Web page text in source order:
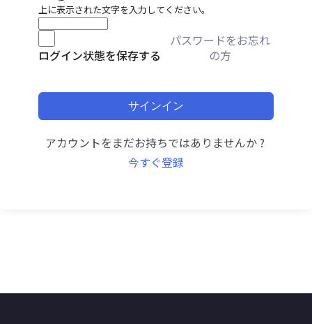
上に表示された文字を入力してください。
ログイン状態を保存する
パスワードをお忘れ
の方
サインイン
アカウントをまだお持ちではありませんか ?
今すぐ登録